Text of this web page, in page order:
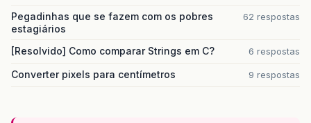
Pegadinhas que se fazem com os pobres
estagiários
62 respostas
[Resolvido] Como comparar Strings em C? 6 respostas
Converter pixels para centímetros 9 respostas